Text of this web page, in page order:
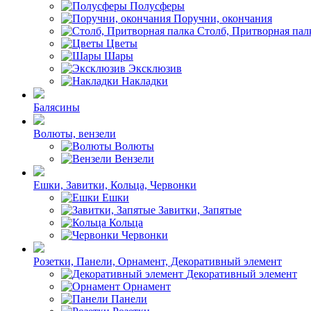
Полусферы
Поручни, окончания
Столб, Притворная
Цветы
Шары
Эксклюзив
Накладки
Балясины
Волюты, вензели
Волюты
Вензели
Ешки, Завитки, Кольца, Червонки
Ешки
Завитки, Запятые
Кольца
Червонки
Розетки, Панели, Орнамент, Декоративный элемент
Декоративный элемент
Орнамент
Панели